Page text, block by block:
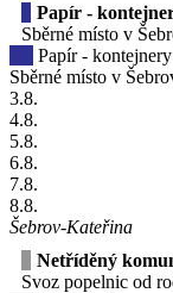
Papír -
Sběrné místo v
Papír -
Sběrné místo v
3.8.
4.8.
5.8.
6.8.
7.8.
8.8.
Šebrov-Kateřina
Netříděný
Svoz popelnic od